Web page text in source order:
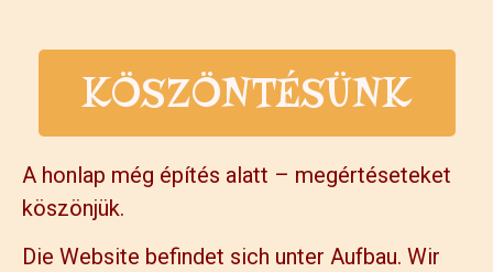
KÖSZÖNTÉSÜNK
A honlap még építés alatt – megértéseteket
köszönjük.
Die Website befindet sich unter Aufbau. Wir